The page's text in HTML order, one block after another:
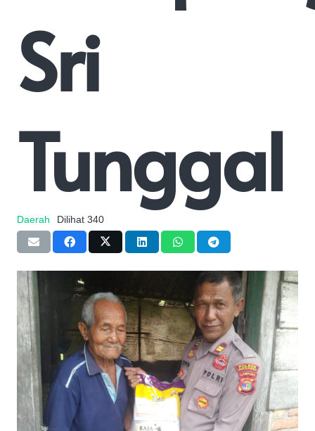
Sri
Tunggal
Daerah Dilihat 340